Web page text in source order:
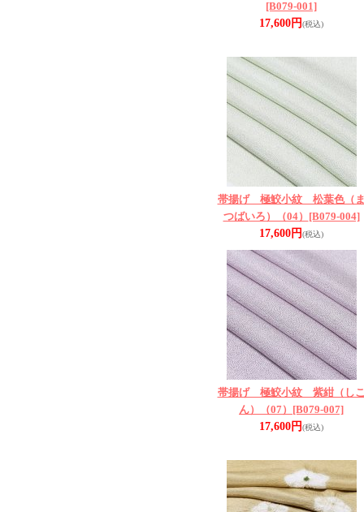
[B079-001]
17,600円(税込)
帯揚げ 極鮫小紋 松葉色（
つばいろ）（04） [B079-004]
17,600円(税込)
帯揚げ 極鮫小紋 紫紺（し
ん）（07） [B079-007]
17,600円(税込)